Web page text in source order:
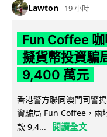
Lawton 19 小時
Fun Coffee
擬貨幣投資騙
9,400 萬元
香港警方聯同澳門司警
資騙局 Fun Coffee，兩
款 9,4...
閱讀全文